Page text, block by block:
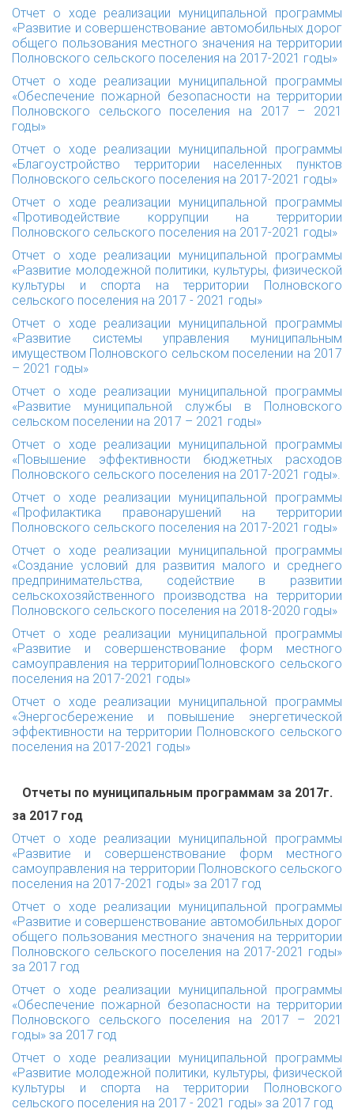
Отчет о ходе реализации муниципальной программы
«Развитие и совершенствование автомобильных дорог
общего пользования местного значения на территории
Полновского сельского поселения на 2017-2021 годы»
Отчет о ходе реализации муниципальной программы
«Обеспечение пожарной безопасности на территории
Полновского сельского поселения на 2017 – 2021
годы»
Отчет о ходе реализации муниципальной программы
«Благоустройство территории населенных пунктов
Полновского сельского поселения на 2017-2021 годы»
Отчет о ходе реализации муниципальной программы
«Противодействие коррупции на территории
Полновского сельского поселения на 2017-2021 годы»
Отчет о ходе реализации муниципальной программы
«Развитие молодежной политики, культуры, физической
культуры и спорта на территории Полновского
сельского поселения на 2017 - 2021 годы»
Отчет о ходе реализации муниципальной программы
«Развитие системы управления муниципальным
имуществом Полновского сельском поселении на 2017
– 2021 годы»
Отчет о ходе реализации муниципальной программы
«Развитие муниципальной службы в Полновского
сельском поселении на 2017 – 2021 годы»
Отчет о ходе реализации муниципальной программы
«Повышение эффективности бюджетных расходов
Полновского сельского поселения на 2017-2021 годы».
Отчет о ходе реализации муниципальной программы
«Профилактика правонарушений на территории
Полновского сельского поселения на 2017-2021 годы»
Отчет о ходе реализации муниципальной программы
«Создание условий для развития малого и среднего
предпринимательства, содействие в развитии
сельскохозяйственного производства на территории
Полновского сельского поселения на 2018-2020 годы»
Отчет о ходе реализации муниципальной программы
«Развитие и совершенствование форм местного
самоуправления на территорииПолновского сельского
поселения на 2017-2021 годы»
Отчет о ходе реализации муниципальной программы
«Энергосбережение и повышение энергетической
эффективности на территории Полновского сельского
поселения на 2017-2021 годы»
Отчеты по муниципальным программам за 2017г.
за 2017 год
Отчет о ходе реализации муниципальной программы
«Развитие и совершенствование форм местного
самоуправления на территории Полновского сельского
поселения на 2017-2021 годы» за 2017 год
Отчет о ходе реализации муниципальной программы
«Развитие и совершенствование автомобильных дорог
общего пользования местного значения на территории
Полновского сельского поселения на 2017-2021 годы»
за 2017 год
Отчет о ходе реализации муниципальной программы
«Обеспечение пожарной безопасности на территории
Полновского сельского поселения на 2017 – 2021
годы» за 2017 год
Отчет о ходе реализации муниципальной программы
«Развитие молодежной политики, культуры, физической
культуры и спорта на территории Полновского
сельского поселения на 2017 - 2021 годы» за 2017 год